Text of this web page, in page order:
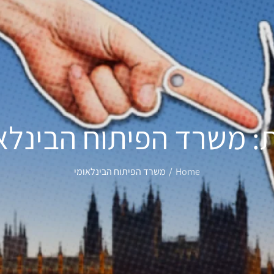
משרד הפיתוח
Home משרד הפיתוח הבינלאומי